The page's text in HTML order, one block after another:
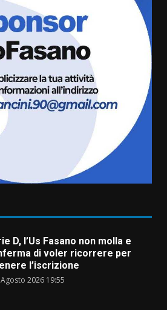
Musica di
nuovo
con “Fasano in
2026 06:05
Scianaro: “Profonda
per esclusione dal
di calcio”
Agosto 2026 06:00
successo per la “Sagra
Spada” a Savelletri
2026 07:32
D, l’Us Fasano non molla e
di voler ricorrere per
l’iscrizione
2026 19:55